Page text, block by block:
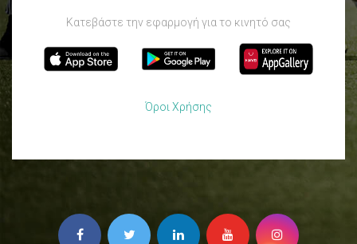
Κατεβάστε την εφαρμογή για το κινητό σας
Όροι Χρήσης